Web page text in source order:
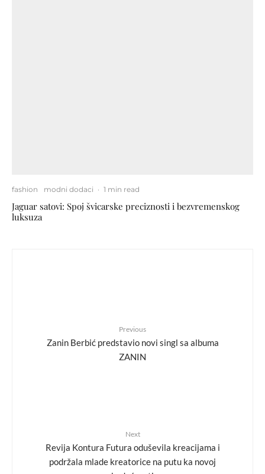
fashion modni dodaci · 1 min read
Jaguar satovi: Spoj švicarske preciznosti i bezvremenskog
luksuza
Previous
Zanin Berbić predstavio novi singl sa albuma
ZANIN
Next
Revija Kontura Futura oduševila kreacijama i
podržala mlade kreatorice na putu ka novoj